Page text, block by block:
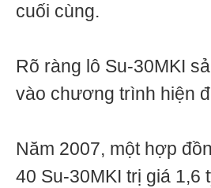
cuối cùng.
Rõ ràng lô Su-30MKI
vào chương trình hiện
Năm 2007, một hợp
40 Su-30MKI trị giá 1,6